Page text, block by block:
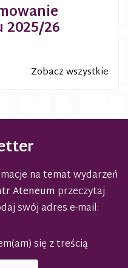
2025/26
Zobacz wszystkie
na temat wydarzeń
Ateneum przeczytaj
swój adres e-mail:
się z treścią